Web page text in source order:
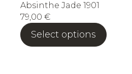
Absinthe Jade 1901
79,00 €
Select options